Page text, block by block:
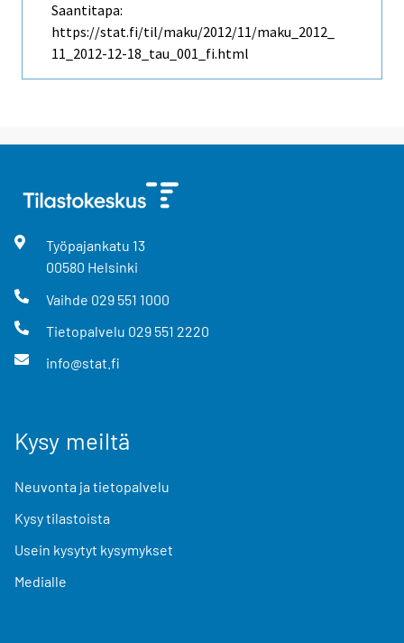
Saantitapa:
https://stat.fi/til/maku/2012/11/maku_2012_
11_2012-12-18_tau_001_fi.html
Työpajankatu 13
00580 Helsinki
Vaihde 029 551 1000
Tietopalvelu 029 551 2220
info@stat.fi
Kysy meiltä
Neuvonta ja tietopalvelu
Kysy tilastoista
Usein kysytyt kysymykset
Medialle